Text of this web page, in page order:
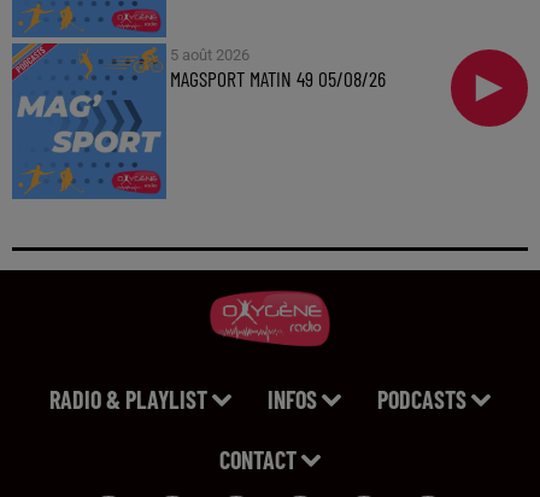
5 août 2026
MAGSPORT MATIN 49 05/08/26
RADIO & PLAYLIST INFOS PODCASTS
CONTACT